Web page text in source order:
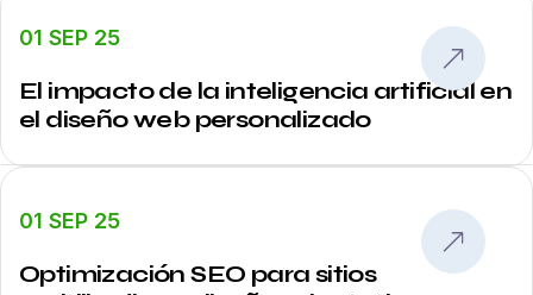
01 SEP 25
El impacto de la inteligencia artificial en
el diseño web personalizado
01 SEP 25
Optimización SEO para sitios